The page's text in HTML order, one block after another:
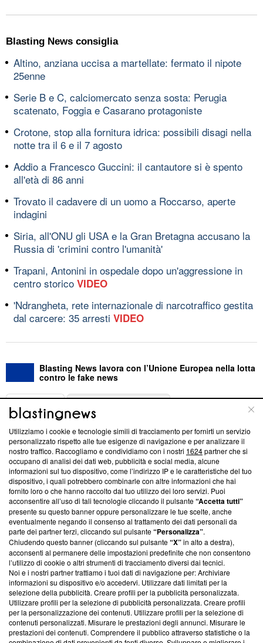
Blasting News consiglia
Altino, anziana uccisa a martellate: fermato il nipote
25enne
Serie B e C, calciomercato senza sosta: Perugia
scatenato, Foggia e Casarano protagoniste
Crotone, stop alla fornitura idrica: possibili disagi nella
notte tra il 6 e il 7 agosto
Addio a Francesco Guccini: il cantautore si è spento
all'età di 86 anni
Trovato il cadavere di un uomo a Roccarso, aperte
indagini
Siria, all'ONU gli USA e la Gran Bretagna accusano la
Russia di 'crimini contro l'umanità'
Trapani, Antonini in ospedale dopo un'aggressione in
centro storico VIDEO
'Ndrangheta, rete internazionale di narcotraffico gestita
dal carcere: 35 arresti VIDEO
Blasting News lavora con l’Unione Europea nella lotta
contro le fake news
ABOUT
Questa sezione offre informazioni trasparenti su Blasting
News, sui nostri processi editoriali e su come ci impegniamo a
creare news di qualità. Inoltre, afferma la nostra aderenza a
‘Trust Project - News with Integrity’Blasting News non è
ancora membro del programma, ma ha richiesto di farne
parte; Trust Project non ha ancora effettuato una verifica di
conformità agli standard.
Su di noi
Team editoriale
Corporate
Redazione
Informativa Privacy
Cookie Policy
Utilizziamo i cookie e tecnologie simili di tracciamento per fornirti un servizio
personalizzato rispetto alle tue esigenze di navigazione e per analizzare il
nostro traffico. Raccogliamo e condividiamo con i nostri 1624partner che si
occupano di analisi dei dati web, pubblicità e social media, alcune
informazioni sul tuo dispositivo, come l’indirizzo IP e le caratteristiche del tuo
dispositivo, i quali potrebbero combinarle con altre informazioni che hai
fornito loro o che hanno raccolto dal tuo utilizzo dei loro servizi. Puoi
acconsentire all’uso di tali tecnologie cliccando il pulsante“Accetta tutti”
presente su questo banner oppure personalizzare le tue scelte, anche
eventualmente negando il consenso al trattamento dei dati personali da
parte dei partner terzi, cliccando sul pulsante“Personalizza”.
Chiudendo questo banner (cliccando sul pulsante“X”in alto a destra),
acconsenti al permanere delle impostazioni predefinite che non consentono
l’utilizzo di cookie o altri strumenti di tracciamento diversi dai tecnici.
Noi e i nostri partner trattiamo i tuoi dati di navigazione per: Archiviare
informazioni su dispositivo e/o accedervi. Utilizzare dati limitati per la
selezione della pubblicità. Creare profili per la pubblicità personalizzata.
Utilizzare profili per la selezione di pubblicità personalizzata. Creare profili
per la personalizzazione dei contenuti. Utilizzare profili per la selezione di
contenuti personalizzati. Misurare le prestazioni degli annunci. Misurare le
prestazioni dei contenuti. Comprendere il pubblico attraverso statistiche o la